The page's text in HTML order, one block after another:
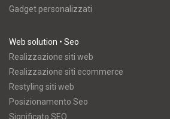
Gadget personalizzati
Web solution • Seo
Realizzazione siti web
Realizzazione siti ecommerce
Restyling siti web
Posizionamento Seo
Significato SEO